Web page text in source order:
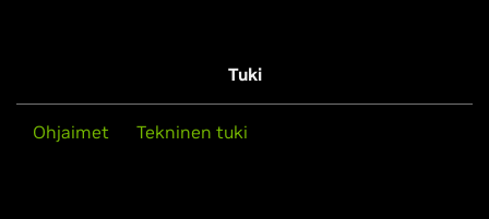
Tuki
Ohjaimet Tekninen tuki